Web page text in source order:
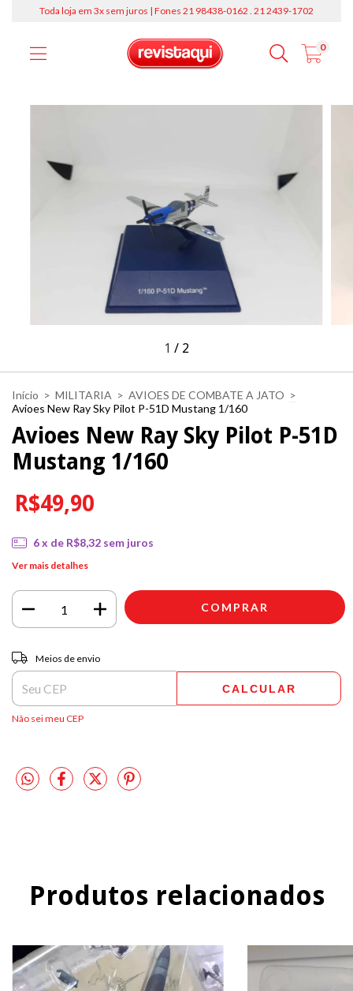
Toda loja em 3x sem juros | Fones 21 98438-0162 . 21 2439-1702
0
1 / 2
Início > MILITARIA > AVIOES DE COMBATE A JATO >
Avioes New Ray Sky Pilot P-51D Mustang 1/160
Avioes New Ray Sky Pilot P-51D
Mustang 1/160
R$49,90
6x de R$8,32 sem juros
Ver mais detalhes
Entregas para o CEP:
Meios de envio
CALCULAR
Não sei meu CEP
Produtos relacionados